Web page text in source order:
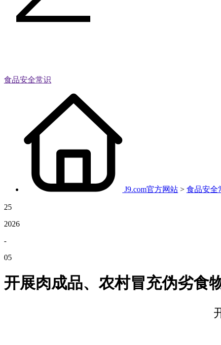
食品安全常识
J9.com官方网站 > 食品安全
25
2026
-
05
开展肉成品、农村冒充伪劣食